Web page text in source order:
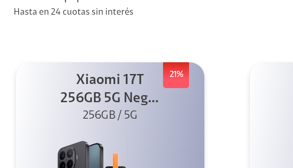
Hasta en 24 cuotas sin interés
21%
Xiaomi 17T
256GB 5G Negro
+ Sound
256GB / 5G